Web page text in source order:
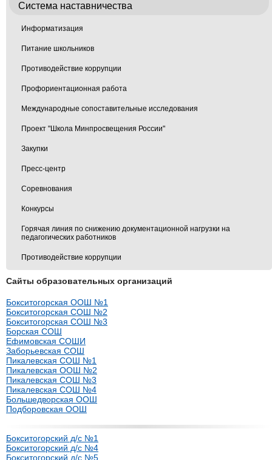
Система наставничества
Информатизация
Питание школьников
Противодействие коррупции
Профориентационная работа
Международные сопоставительные исследования
Проект "Школа Минпросвещения России"
Закупки
Пресс-центр
Соревнования
Конкурсы
Горячая линия по снижению документационной нагрузки на
педагогических работников
Противодействие коррупции
Сайты образовательных организаций
Бокситогорская ООШ №1
Бокситогорская СОШ №2
Бокситогорская СОШ №3
Борская СОШ
Ефимовская СОШИ
Заборьевская СОШ
Пикалевская СОШ №1
Пикалевская ООШ №2
Пикалевская СОШ №3
Пикалевская СОШ №4
Большедворская ООШ
Подборовская ООШ
Бокситогорский д/с №1
Бокситогорский д/с №4
Бокситогорский д/с №5